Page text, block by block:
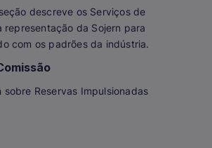
descreve os Serviços de
da Sojern para
com os padrões da indústria.
Reservas Impulsionadas